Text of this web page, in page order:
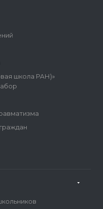
школа РАН)»